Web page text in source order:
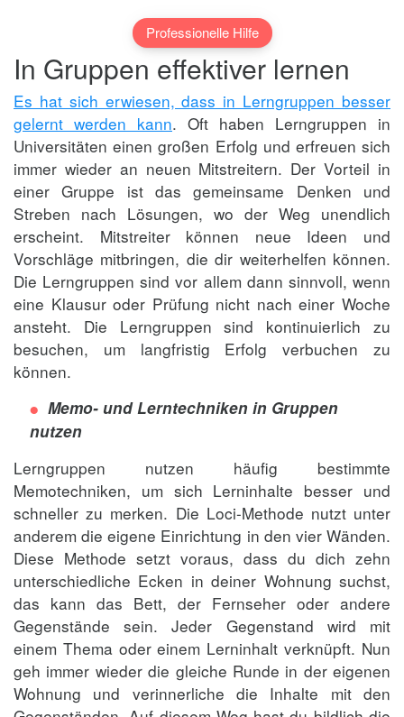
Professionelle Hilfe
In Gruppen effektiver lernen
Es hat sich erwiesen, dass in Lerngruppen besser
gelernt werden kann. Oft haben Lerngruppen in
Universitäten einen großen Erfolg und erfreuen sich
immer wieder an neuen Mitstreitern. Der Vorteil in
einer Gruppe ist das gemeinsame Denken und
Streben nach Lösungen, wo der Weg unendlich
erscheint. Mitstreiter können neue Ideen und
Vorschläge mitbringen, die dir weiterhelfen können.
Die Lerngruppen sind vor allem dann sinnvoll, wenn
eine Klausur oder Prüfung nicht nach einer Woche
ansteht. Die Lerngruppen sind kontinuierlich zu
besuchen, um langfristig Erfolg verbuchen zu
können.
Memo- und Lerntechniken in Gruppen
nutzen
Lerngruppen nutzen häufig bestimmte
Memotechniken, um sich Lerninhalte besser und
schneller zu merken. Die Loci-Methode nutzt unter
anderem die eigene Einrichtung in den vier Wänden.
Diese Methode setzt voraus, dass du dich zehn
unterschiedliche Ecken in deiner Wohnung suchst,
das kann das Bett, der Fernseher oder andere
Gegenstände sein. Jeder Gegenstand wird mit
einem Thema oder einem Lerninhalt verknüpft. Nun
geh immer wieder die gleiche Runde in der eigenen
Wohnung und verinnerliche die Inhalte mit den